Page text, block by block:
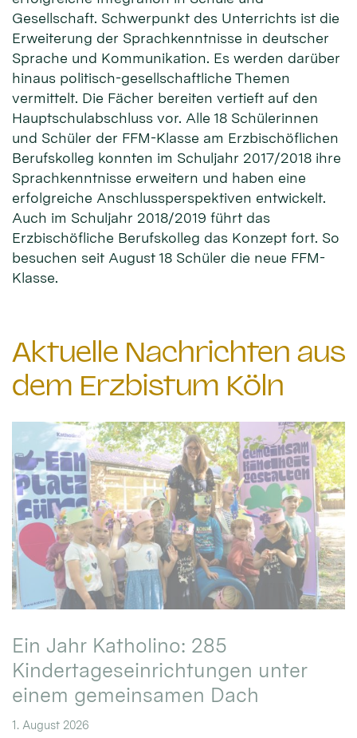
Gesellschaft. Schwerpunkt des Unterrichts ist die
Erweiterung der Sprachkenntnisse in deutscher
Sprache und Kommunikation. Es werden darüber
hinaus politisch-gesellschaftliche Themen
vermittelt. Die Fächer bereiten vertieft auf den
Hauptschulabschluss vor. Alle 18 Schülerinnen
und Schüler der FFM-Klasse am Erzbischöflichen
Berufskolleg konnten im Schuljahr 2017/2018 ihre
Sprachkenntnisse erweitern und haben eine
erfolgreiche Anschlussperspektiven entwickelt.
Auch im Schuljahr 2018/2019 führt das
Erzbischöfliche Berufskolleg das Konzept fort. So
besuchen seit August 18 Schüler die neue FFM-
Klasse.
Aktuelle Nachrichten aus
dem Erzbistum Köln
Ein Jahr Katholino: 285
Kindertageseinrichtungen unter
einem gemeinsamen Dach
1. August 2026